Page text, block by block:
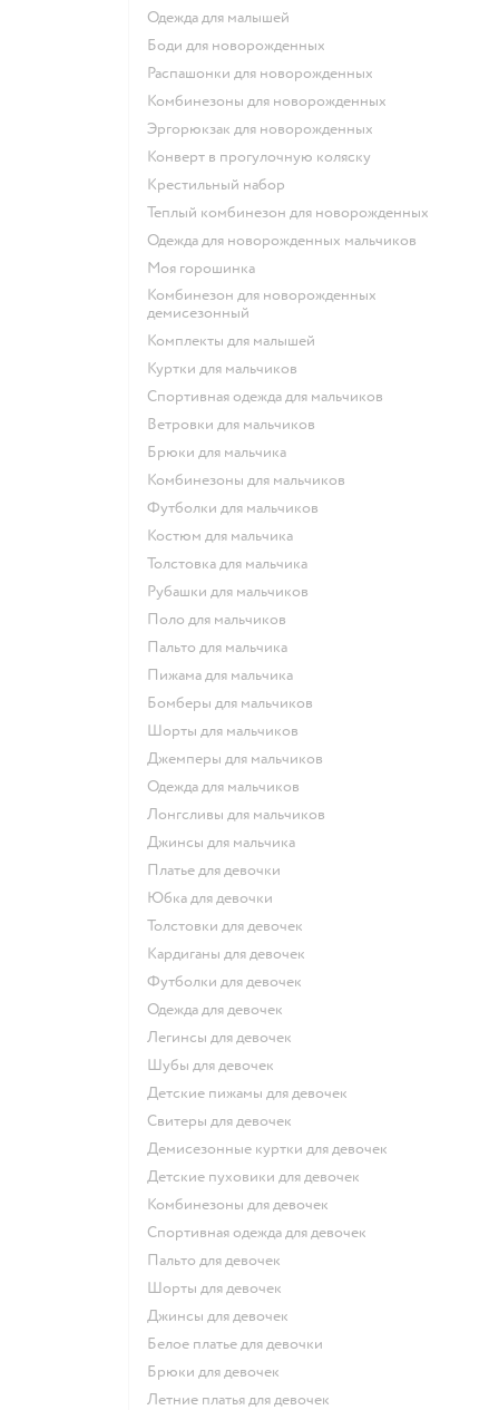
Одежда для малышей
Боди для новорожденных
Распашонки для новорожденных
Комбинезоны для новорожденных
Эргорюкзак для новорожденных
Конверт в прогулочную коляску
Крестильный набор
Теплый комбинезон для новорожденных
Одежда для новорожденных мальчиков
Моя горошинка
Комбинезон для новорожденных
демисезонный
Комплекты для малышей
Куртки для мальчиков
Спортивная одежда для мальчиков
Ветровки для мальчиков
Брюки для мальчика
Комбинезоны для мальчиков
Футболки для мальчиков
Костюм для мальчика
Толстовка для мальчика
Рубашки для мальчиков
Поло для мальчиков
Пальто для мальчика
Пижама для мальчика
Бомберы для мальчиков
Шорты для мальчиков
Джемперы для мальчиков
Одежда для мальчиков
Лонгсливы для мальчиков
Джинсы для мальчика
Платье для девочки
Юбка для девочки
Толстовки для девочек
Кардиганы для девочек
Футболки для девочек
Одежда для девочек
Легинсы для девочек
Шубы для девочек
Детские пижамы для девочек
Свитеры для девочек
Демисезонные куртки для девочек
Детские пуховики для девочек
Комбинезоны для девочек
Спортивная одежда для девочек
Пальто для девочек
Шорты для девочек
Джинсы для девочек
Белое платье для девочки
Брюки для девочек
Летние платья для девочек